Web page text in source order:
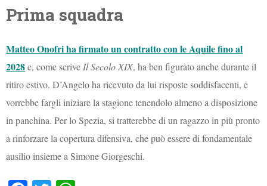
Prima squadra
Matteo Onofri ha firmato un contratto con le Aquile fino al
2028e, come scriveIl Secolo XIX, ha ben figurato anche durante il
ritiro estivo. D’Angelo ha ricevuto da lui risposte soddisfacenti, e
vorrebbe fargli iniziare la stagione tenendolo almeno a disposizione
in panchina. Per lo Spezia, si tratterebbe di un ragazzo in più pronto
a rinforzare la copertura difensiva, che può essere di fondamentale
ausilio insieme a Simone Giorgeschi.